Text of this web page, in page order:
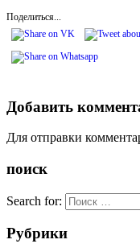
Поделиться...
Добавить
Для отправки
поиск
Search for:
Рубрики